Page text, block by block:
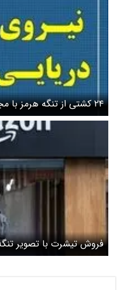
۲۴ کشتی از تنگه هرمز با مجوز سپاه عبور کردند
فروش تیشرت با تصویر